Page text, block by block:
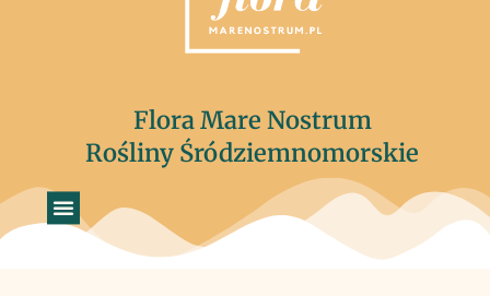
Flora Mare Nostrum
Rośliny Śródziemnomorskie